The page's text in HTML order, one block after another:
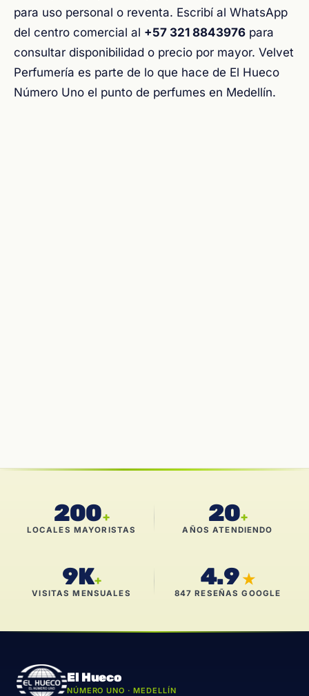
para uso personal o reventa. Escribí al WhatsApp
del centro comercial al +57 321 8843976 para
consultar disponibilidad o precio por mayor. Velvet
Perfumería es parte de lo que hace de El Hueco
Número Uno el punto de perfumes en Medellín.
200+
LOCALES MAYORISTAS
20+
AÑOS ATENDIENDO
9K+
VISITAS MENSUALES
4.9 ★
847 RESEÑAS GOOGLE
El Hueco
NÚMERO UNO · MEDELLÍN